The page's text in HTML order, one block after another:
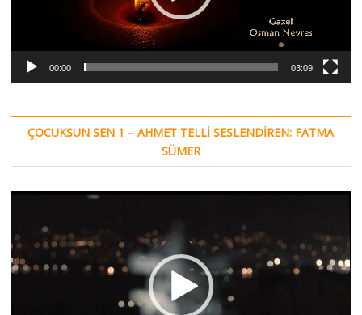
00:00 03:09
ÇOCUKSUN SEN 1 – AHMET TELLI SESLENDIREN: FATMA
SÜMER